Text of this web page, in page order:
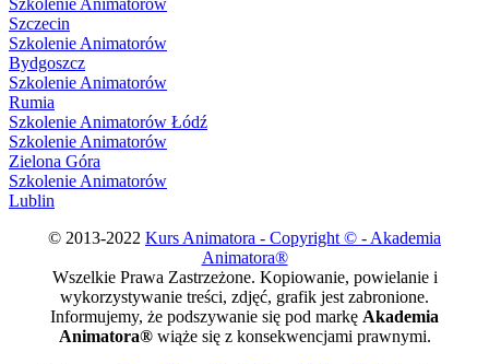
Szczecin
Szkolenie Animatorów
Bydgoszcz
Szkolenie Animatorów
Rumia
Szkolenie Animatorów Łódź
Szkolenie Animatorów
Zielona Góra
Szkolenie Animatorów
Lublin
© 2013-2022 Kurs Animatora - Copyright © - Akademia
Animatora®
Wszelkie Prawa Zastrzeżone. Kopiowanie, powielanie i
wykorzystywanie treści, zdjęć, grafik jest zabronione.
Informujemy, że podszywanie się pod markę Akademia
Animatora®wiąże się z konsekwencjami prawnymi.